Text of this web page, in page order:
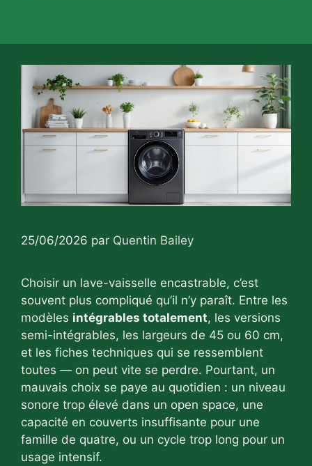
25/06/2026 par Quentin Bailey
Choisir un lave-vaisselle encastrable, c’est
souvent plus compliqué qu’il n’y paraît. Entre les
modèles intégrables totalement, les versions
semi-intégrables, les largeurs de 45 ou 60 cm,
et les fiches techniques qui se ressemblent
toutes — on peut vite se perdre. Pourtant, un
mauvais choix se paye au quotidien : un niveau
sonore trop élevé dans un open space, une
capacité en couverts insuffisante pour une
famille de quatre, ou un cycle trop long pour un
usage intensif.